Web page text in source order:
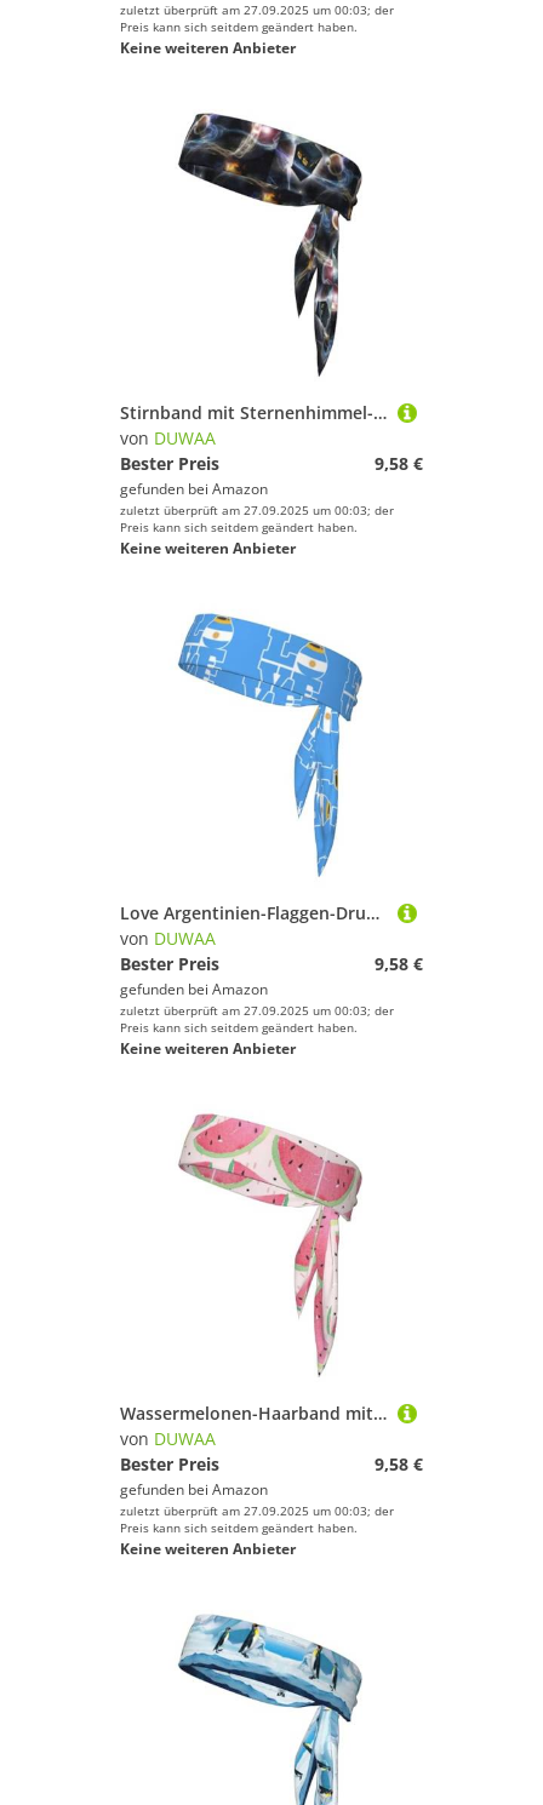
zuletzt überprüft am 27.09.2025 um 00:03; der
Preis kann sich seitdem geändert haben.
Keine weiteren Anbieter
Stirnband mit Sternenhimmel-Druck, für Damen und Herren, Ninja-Stirnbänder, verstellbar, feuchtigkeitsableitend, kühlendes Stirnband
von DUWAA
Bester Preis
9,58 €
gefunden bei Amazon
zuletzt überprüft am 27.09.2025 um 00:03; der
Preis kann sich seitdem geändert haben.
Keine weiteren Anbieter
Love Argentinien-Flaggen-Druck, Binde-Stirnband für Damen und Herren, Ninja-Stirnbänder, verstellbar, feuchtigkeitsableitend, kühlendes Stirnband
von DUWAA
Bester Preis
9,58 €
gefunden bei Amazon
zuletzt überprüft am 27.09.2025 um 00:03; der
Preis kann sich seitdem geändert haben.
Keine weiteren Anbieter
Wassermelonen-Haarband mit frischem Fruchtdruck, für Damen und Herren, Ninja-Stirnbänder, verstellbar, feuchtigkeitsableitend, kühlendes Stirnband
von DUWAA
Bester Preis
9,58 €
gefunden bei Amazon
zuletzt überprüft am 27.09.2025 um 00:03; der
Preis kann sich seitdem geändert haben.
Keine weiteren Anbieter